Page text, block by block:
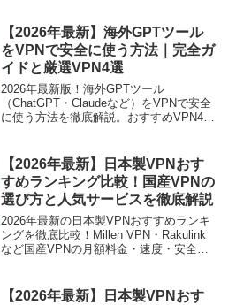
【2026年最新】海外GPTツール
をVPNで安全に使う方法｜完全ガ
イドと厳選VPN4選
2026年最新版！海外GPTツール
（ChatGPT・Claudeなど）をVPNで安全
に使う方法を徹底解説。おすすめVPN4選
【2026年最新】日本製VPNおす
すめランキング比較！国産VPNの
選び方と人気サービスを徹底解説
2026年最新の日本製VPNおすすめランキ
ングを徹底比較！Millen VPN・Rakulink
など国産VPNの月額料金・速度・安全性
【2026年最新】日本製VPNおす